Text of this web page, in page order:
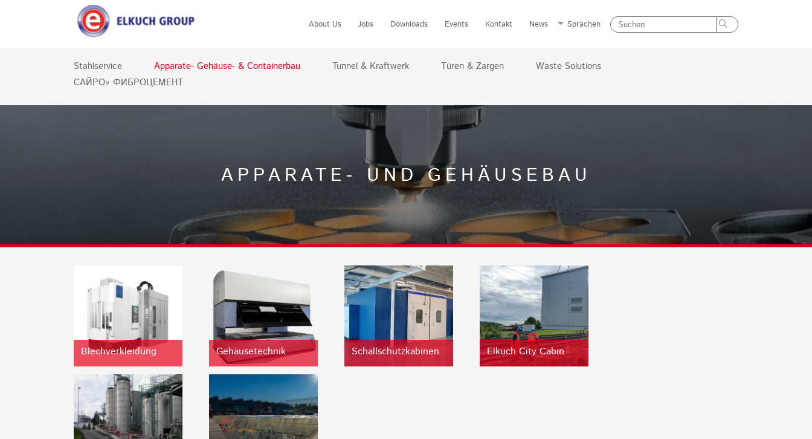
About Us Jobs Downloads Events Kontakt News Sprachen
Stahlservice Apparate- Gehäuse- & Containerbau Tunnel & Kraftwerk Türen & Zargen
Waste Solutions
САЙРО» ФИБРОЦЕМЕНТ
APPARATE- UND GEHÄUSEBAU
Blechverkleidung Gehäusetechnik Schallschutzkabinen Elkuch City Cabin